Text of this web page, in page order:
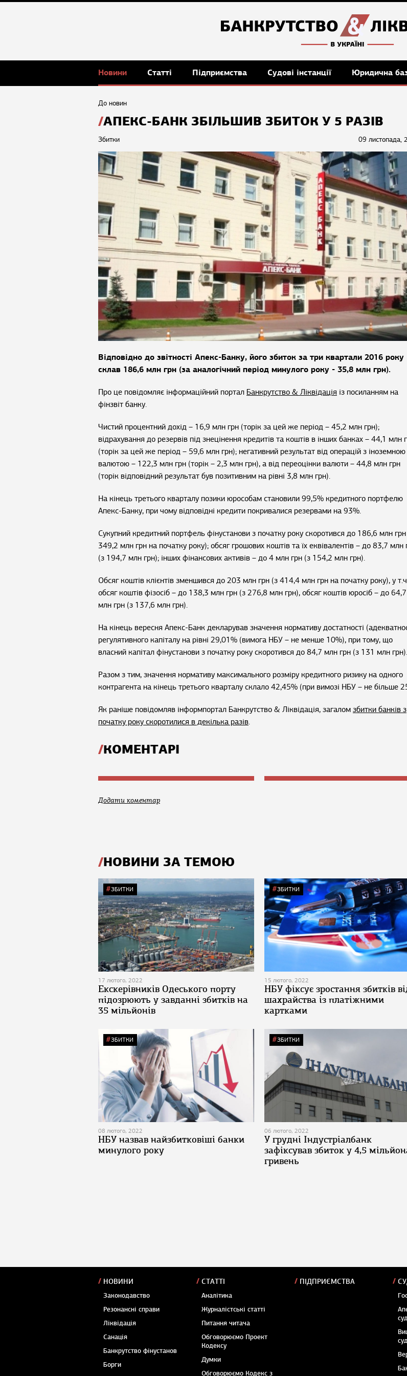
Новини Статті Підприємства Судові інстанції Юридична
До новин
АПЕКС-БАНК ЗБІЛЬШИВ ЗБИТОК У 5 РАЗІВ
09 листопада,
Збитки
Відповідно до звітності Апекс-Банку, його збиток за три квартали 2016 року
склав 186,6 млн грн (за аналогічний період минулого року - 35,8 млн грн).
Про це повідомляє інформаційний портал Банкрутство & Ліквідація із посиланням на
фінзвіт банку.
Чистий процентний дохід – 16,9 млн грн (торік за цей же період – 45,2 млн грн);
відрахування до резервів під знецінення кредитів та коштів в інших банках – 44,1 млн
(торік за цей же період – 59,6 млн грн); негативний результат від операцій з іноземною
валютою – 122,3 млн грн (торік – 2,3 млн грн), а від переоцінки валюти – 44,8 млн грн
(торік відповідний результат був позитивним на рівні 3,8 млн грн).
На кінець третього кварталу позики юрособам становили 99,5% кредитного портфелю
Апекс-Банку, при чому відповідні кредити покривалися резервами на 93%.
Сукупний кредитний портфель фінустанови з початку року скоротився до 186,6 млн
349,2 млн грн на початку року); обсяг грошових коштів та їх еквівалентів – до 83,7 млн
(з 194,7 млн грн); інших фінансових активів – до 4 млн грн (з 154,2 млн грн).
Обсяг коштів клієнтів зменшився до 203 млн грн (з 414,4 млн грн на початку року), у
обсяг коштів фізосіб – до 138,3 млн грн (з 276,8 млн грн), обсяг коштів юросіб – до 64,7
млн грн (з 137,6 млн грн).
На кінець вересня Апекс-Банк декларував значення нормативу достатності
регулятивного капіталу на рівні 29,01% (вимога НБУ – не менше 10%), при тому, що
власний капітал фінустанови з початку року скоротився до 84,7 млн грн (з 131 млн грн).
Разом з тим, значення нормативу максимального розміру кредитного ризику на одного
контрагента на кінець третього кварталу склало 42,45% (при вимозі НБУ – не більше
Як раніше повідомляв інформпортал Банкрутство & Ліквідація, загалом збитки банків з
початку року скоротилися в декілька разів.
КОМЕНТАРІ
Додати коментар
НОВИНИ ЗА ТЕМОЮ
ЗБИТКИ
17 лютого, 2022
Екскерівників Одеського порту
підозрюють у завданні збитків на
35 мільйонів
ЗБИТКИ
15 лютого, 2022
НБУ фіксує зростання збитків
шахрайства із платіжними
картками
ЗБИТКИ
08 лютого, 2022
НБУ назвав найзбитковіші банки
минулого року
ЗБИТКИ
06 лютого, 2022
У грудні Індустріалбанк
зафіксував збиток у 4,5
гривень
НОВИНИ
Законодавство
Резонансні справи
Ліквідація
Санація
Банкрутство фінустанов
Борги
СТАТТІ
Аналітика
Журналістські статті
Питання читача
Обговорюємо Проект
Кодексу
Думки
Обговорюємо Кодекс з
ПІДПРИЄМСТВА